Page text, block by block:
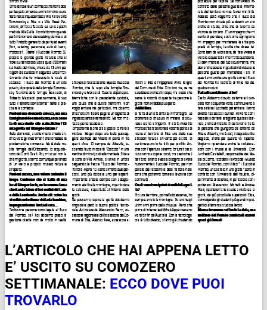
L’ARTICOLO CHE HAI APPENA LETTO
E’ USCITO SU COMOZERO
SETTIMANALE: ECCO DOVE PUOI
TROVARLO